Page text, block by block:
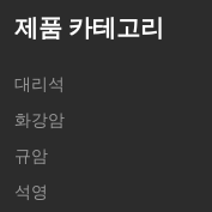
제품 카테고리
대리석
화강암
규암
석영